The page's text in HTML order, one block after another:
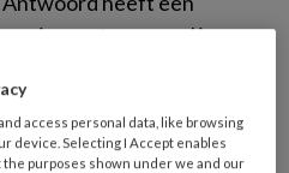
wie een teennagel is
gevraagd over
geval.
access personal data, like browsing
device. Selecting I Accept enables
purposes shown under we and our